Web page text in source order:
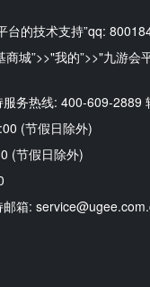
台的技术支持”qq:
城”>>"我的”>>"九游会
务热线: 400-609-2889
(节假日除外)
(节假日除外)
邮箱: